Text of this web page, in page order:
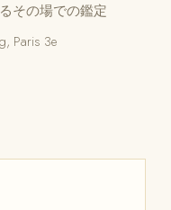
その場での鑑定
Paris 3e